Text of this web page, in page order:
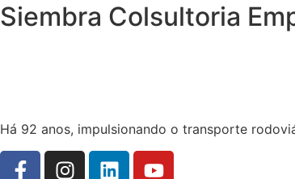
Siembra Colsultoria
Há 92 anos, impulsionando o transporte